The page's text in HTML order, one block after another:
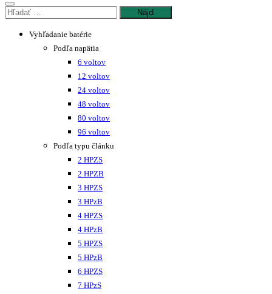
Hľadať:
Vyhľadanie batérie
Podľa napätia
6 voltov
12 voltov
24 voltov
48 voltov
80 voltov
96 voltov
Podľa typu článku
2 HPZS
2 HPZB
3 HPZS
3 HPzB
4 HPZS
4 HPzB
5 HPZS
5 HPzB
6 HPZS
7 HPzS